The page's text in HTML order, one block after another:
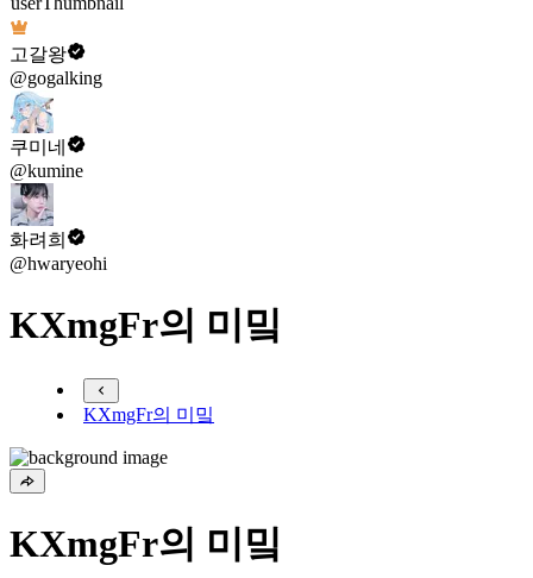
고갈왕
@gogalking
쿠미네
@kumine
화려희
@hwaryeohi
KXmgFr의 미밐
KXmgFr의 미밐
KXmgFr의 미밐